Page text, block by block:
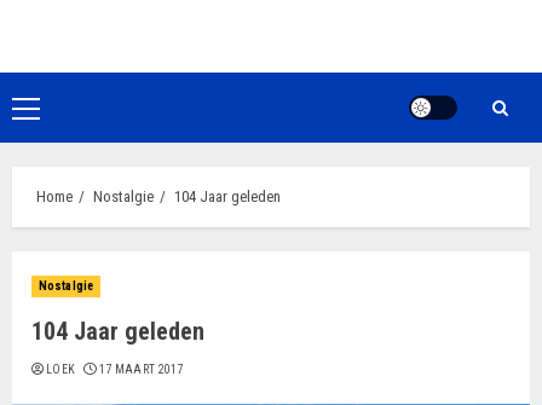
de
inhoudPrimair
menu
Home Nostalgie 104 Jaar geleden
Nostalgie
104 Jaar geleden
LOEK 17 MAART 2017